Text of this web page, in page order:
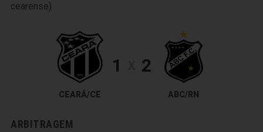
cearense)
CEARÁ/CE
1 2
ABC/RN
ARBITRAGEM